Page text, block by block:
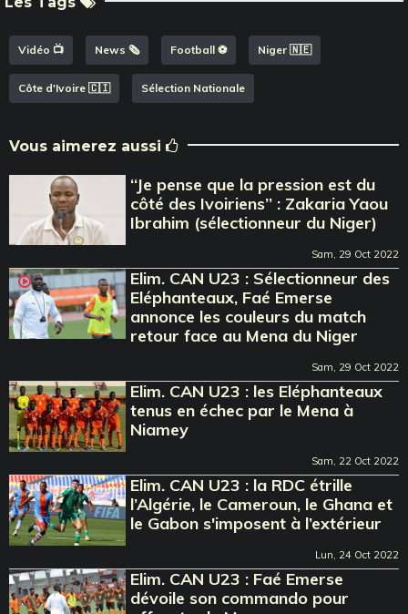
Vidéo 📺 News 🗞️ Football ⚽️ Niger 🇳🇪
Côte d'Ivoire 🇨🇮 Sélection Nationale
Vous aimerez aussi
‘‘Je pense que la pression est du
côté des Ivoiriens’’ : Zakaria Yaou
Ibrahim (sélectionneur du Niger)
Sam, 29 Oct 2022
Elim. CAN U23 : Sélectionneur des
Eléphanteaux, Faé Emerse
annonce les couleurs du match
retour face au Mena du Niger
Sam, 29 Oct 2022
Elim. CAN U23 : les Eléphanteaux
tenus en échec par le Mena à
Niamey
Sam, 22 Oct 2022
Elim. CAN U23 : la RDC étrille
l’Algérie, le Cameroun, le Ghana et
le Gabon s'imposent à l’extérieur
Lun, 24 Oct 2022
Elim. CAN U23 : Faé Emerse
dévoile son commando pour